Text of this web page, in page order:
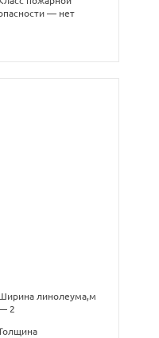
— нет
линолеума,м
2